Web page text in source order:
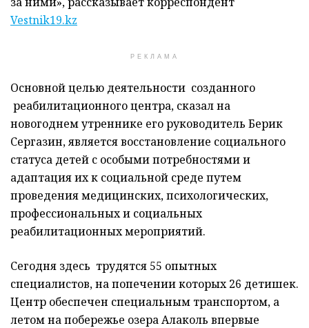
Vestnik19.kz
РЕКЛАМА
Основной целью деятельности созданного
реабилитационного центра, сказал на
новогоднем утреннике его руководитель Берик
Сергазин, является восстановление социального
статуса детей с особыми потребностями и
адаптация их к социальной среде путем
проведения медицинских, психологических,
профессиональных и социальных
реабилитационных мероприятий.
Сегодня здесь трудятся 55 опытных
специалистов, на попечении которых 26 детишек.
Центр обеспечен специальным транспортом, а
летом на побережье озера Алаколь впервые